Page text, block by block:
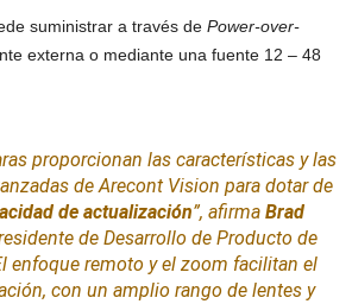
suministrar a través de Power-over-
externa o mediante una fuente 12 – 48
proporcionan las características y las
de Arecont Vision para dotar de
de actualización”, afirma Brad
de Desarrollo de Producto de
enfoque remoto y el zoom facilitan el
con un amplio rango de lentes y